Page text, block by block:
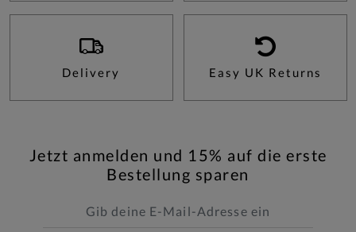
Delivery Easy UK Returns
Jetzt anmelden und 15% auf die erste
Bestellung sparen